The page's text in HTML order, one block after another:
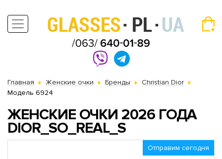
Главная Женские очки Бренды
Christian Dior
Модель 6924
ЖЕНСКИЕ ОЧКИ 2026 ГОДА
DIOR_SO_REAL_S
Отправим сегодня